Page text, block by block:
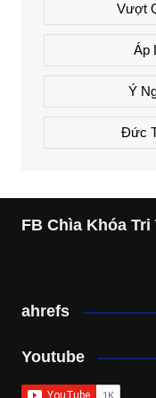
Vượt
Áp
Ý
Đức
FB Chìa Khóa
ahrefs
Youtube